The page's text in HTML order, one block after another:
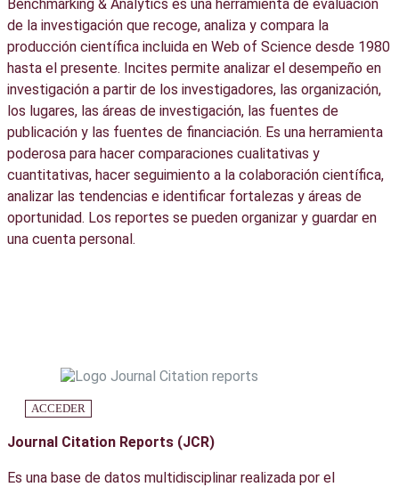
Benchmarking & Analytics es una herramienta de evaluación
de la investigación que recoge, analiza y compara la
producción científica incluida en Web of Science desde 1980
hasta el presente. Incites permite analizar el desempeño en
investigación a partir de los investigadores, las organización,
los lugares, las áreas de investigación, las fuentes de
publicación y las fuentes de financiación. Es una herramienta
poderosa para hacer comparaciones cualitativas y
cuantitativas, hacer seguimiento a la colaboración científica,
analizar las tendencias e identificar fortalezas y áreas de
oportunidad. Los reportes se pueden organizar y guardar en
una cuenta personal.
ACCEDER
Journal Citation Reports (JCR)
Es una base de datos multidisciplinar realizada por el